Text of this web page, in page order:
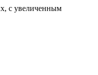
с увеличенным